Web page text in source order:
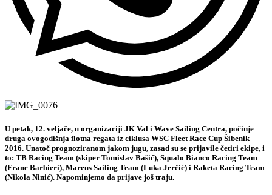
U petak, 12. veljače, u organizaciji JK Val i Wave Sailing Centra, počinje
druga ovogodišnja flotna regata iz ciklusa WSC Fleet Race Cup Šibenik
2016. Unatoč prognoziranom jakom jugu, zasad su se prijavile četiri ekipe, i
to: TB Racing Team (skiper Tomislav Bašić), Squalo Bianco Racing Team
(Frane Barbieri), Mareus Sailing Team (Luka Jerčić) i Raketa Racing Team
(Nikola Ninić). Napominjemo da prijave još traju.